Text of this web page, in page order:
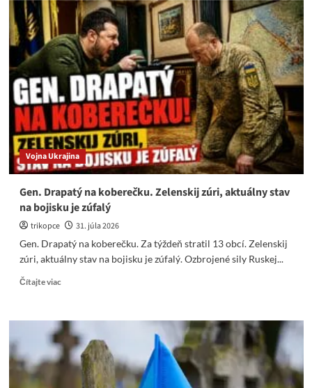
Mullerová
„naše“
protislovenské
médiá
nás
takto
ohlupujú
Vojna Ukrajina
Gen. Drapatý na koberečku. Zelenskij zúri, aktuálny stav
na bojisku je zúfalý
trikopce
31. júla 2026
Gen. Drapatý na koberečku. Za týždeň stratil 13 obcí. Zelenskij
zúri, aktuálny stav na bojisku je zúfalý. Ozbrojené sily Ruskej...
Čítajte viacRead
Gen.
Drapatý
na
koberečku.
Zelenskij